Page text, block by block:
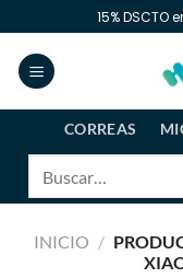
al
contenido
15% DSCTO
CORREAS
INICIO /